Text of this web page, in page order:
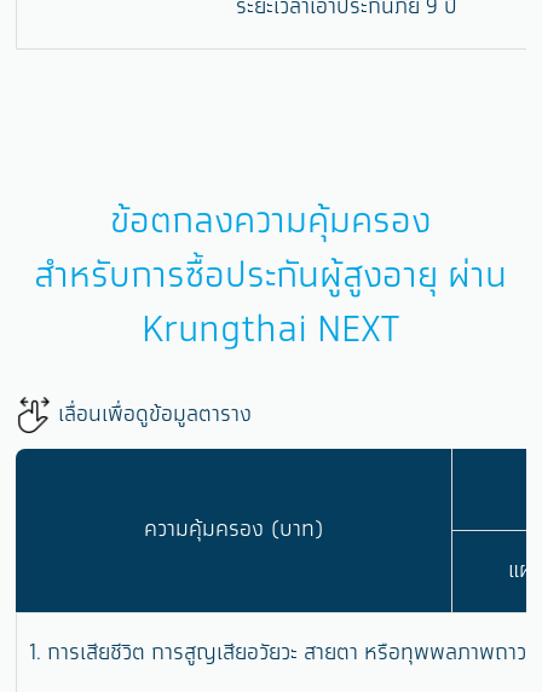
ระยะเวลาเอาประกันภัย 9 ปี
ข้อตกลงความคุ้มครอง
สำหรับการซื้อประกันผู้สูงอายุ ผ่าน
Krungthai NEXT
เลื่อนเพื่อดูข้อมูลตาราง
ความคุ้มครอง (บาท)
แผ
1. การเสียชีวิต การสูญเสียอวัยวะ สายตา หรือทุพพลภาพถาว